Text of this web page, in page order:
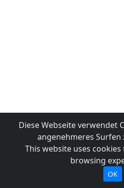
Diese Webseite verwendet
angenehmeres Surfen
This website uses
browsing
OK